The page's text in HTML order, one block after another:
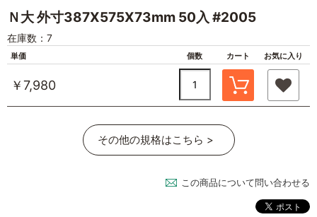
Ｎ大 外寸387X575X73mm 50入 #2005
在庫数：7
単価 個数 カート お気に入り
￥7,980
その他の規格はこちら >
この商品について問い合わせる